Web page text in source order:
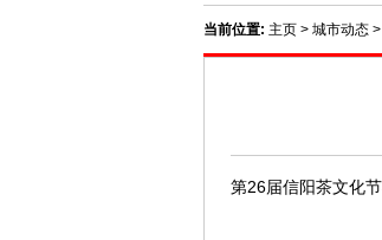
当前位置: 主页 > 城市动态 >
第26届信阳茶文化